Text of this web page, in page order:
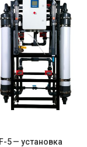
5 — установка